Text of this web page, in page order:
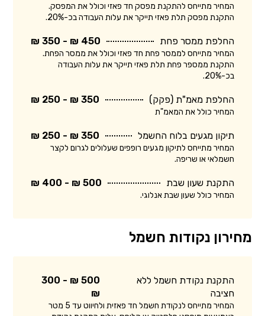
המחיר מתייחס להתקנת מפסק חד פאזי וכולל את המפסק.
התקנת מפסק תלת פאזי תייקר את עלות העבודה בכ-20%.
החלפת ממסר פחת 450 ₪ - 350 ₪
המחיר מתייחס לממסר פחת חד פאזי וכולל את ממסר הפחת.
התקנת ממספר פחת תלת פאזי תייקר את עלות העבודה
בכ-20%.
החלפת מאמ"ת (פקק) 350 ₪ - 250 ₪
המחיר כולל את המאמ"ת
תיקון מגעים בלוח החשמל 350 ₪ - 250 ₪
המחיר מתייחס לתיקון מגעים רופפים שעלולים לגרום לקצר
חשמלאי או שריפה.
התקנת שעון שבת 500 ₪ - 400 ₪
המחיר כולל שעון שבת אנלוגי.
מחירון נקודות חשמל
התקנת נקודת חשמל ללא
חציבה
500 ₪ - 300
₪
המחיר מתייחס לנקודת חשמל חד פאזית ולחיווט עד 5 מטר